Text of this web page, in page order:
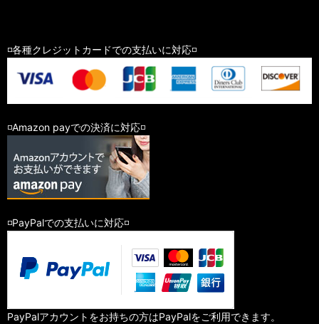
◽️各種クレジットカードでの支払いに対応◽️
◽️Amazon payでの決済に対応◽️
◽️PayPalでの支払いに対応◽️
PayPalアカウントをお持ちの方はPayPalをご利用できます。